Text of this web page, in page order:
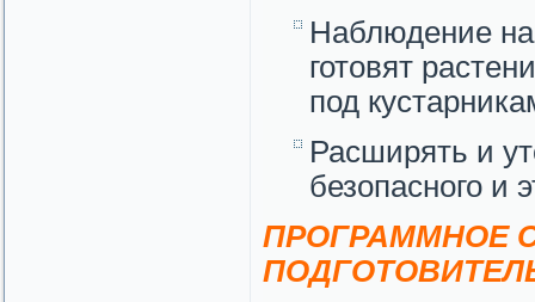
Наблюдение на
готовят
под
Расширять и
безопасного и
ПРОГРАММНОЕ